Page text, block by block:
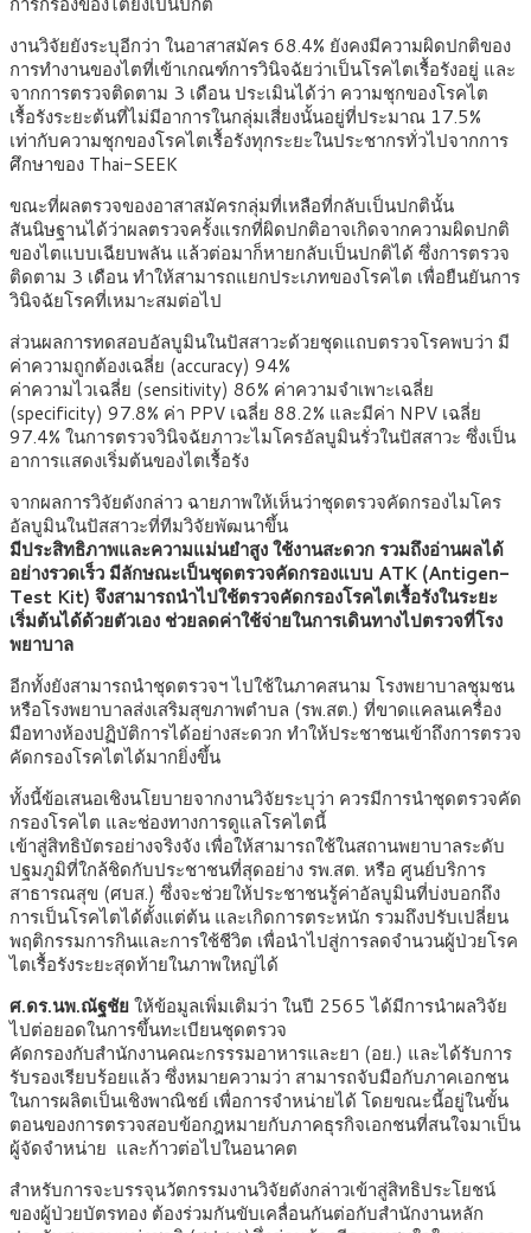
งานวิจัยยังระบุอีกว่า ในอาสาสมัคร 68.4% ยังคงมีความผิดปกติของ
การทำงานของไตที่เข้าเกณฑ์การวินิจฉัยว่าเป็นโรคไตเรื้อรังอยู่ และ
จากการตรวจติดตาม 3 เดือน ประเมินได้ว่า ความชุกของโรคไต
เรื้อรังระยะต้นที่ไม่มีอาการในกลุ่มเสี่ยงนั้นอยู่ที่ประมาณ 17.5%
เท่ากับความชุกของโรคไตเรื้อรังทุกระยะในประชากรทั่วไปจากการ
ศึกษาของ Thai-SEEK
ขณะที่ผลตรวจของอาสาสมัครกลุ่มที่เหลือที่กลับเป็นปกตินั้น
สันนิษฐานได้ว่าผลตรวจครั้งแรกที่ผิดปกติอาจเกิดจากความผิดปกติ
ของไตแบบเฉียบพลัน แล้วต่อมาก็หายกลับเป็นปกติได้ ซึ่งการตรวจ
ติดตาม 3 เดือน ทำให้สามารถแยกประเภทของโรคไต เพื่อยืนยันการ
วินิจฉัยโรคที่เหมาะสมต่อไป
ส่วนผลการทดสอบอัลบูมินในปัสสาวะด้วยชุดแถบตรวจโรคพบว่า มี
ค่าความถูกต้องเฉลี่ย (accuracy) 94%
ค่าความไวเฉลี่ย (sensitivity) 86% ค่าความจำเพาะเฉลี่ย
(specificity) 97.8% ค่า PPV เฉลี่ย 88.2% และมีค่า NPV เฉลี่ย
97.4% ในการตรวจวินิจฉัยภาวะไมโครอัลบูมินรั่วในปัสสาวะ ซึ่งเป็น
อาการแสดงเริ่มต้นของไตเรื้อรัง
จากผลการวิจัยดังกล่าว ฉายภาพให้เห็นว่าชุดตรวจคัดกรองไมโคร
อัลบูมินในปัสสาวะที่ทีมวิจัยพัฒนาขึ้น
มีประสิทธิภาพและความแม่นยำสูง ใช้งานสะดวก รวมถึงอ่านผลได้
อย่างรวดเร็ว มีลักษณะเป็นชุดตรวจคัดกรองแบบ ATK (Antigen-
Test Kit) จึงสามารถนำไปใช้ตรวจคัดกรองโรคไตเรื้อรังในระยะ
เริ่มต้นได้ด้วยตัวเอง ช่วยลดค่าใช้จ่ายในการเดินทางไปตรวจที่โรง
พยาบาล
อีกทั้งยังสามารถนำชุดตรวจฯ ไปใช้ในภาคสนาม โรงพยาบาลชุมชน
หรือโรงพยาบาลส่งเสริมสุขภาพตำบล (รพ.สต.) ที่ขาดแคลนเครื่อง
มือทางห้องปฏิบัติการได้อย่างสะดวก ทำให้ประชาชนเข้าถึงการตรวจ
คัดกรองโรคไตได้มากยิ่งขึ้น
ทั้งนี้ข้อเสนอเชิงนโยบายจากงานวิจัยระบุว่า ควรมีการนำชุดตรวจคัด
กรองโรคไต และช่องทางการดูแลโรคไตนี้
เข้าสู่สิทธิบัตรอย่างจริงจัง เพื่อให้สามารถใช้ในสถานพยาบาลระดับ
ปฐมภูมิที่ใกล้ชิดกับประชาชนที่สุดอย่าง รพ.สต. หรือ ศูนย์บริการ
สาธารณสุข (ศบส.) ซึ่งจะช่วยให้ประชาชนรู้ค่าอัลบูมินที่บ่งบอกถึง
การเป็นโรคไตได้ตั้งแต่ต้น และเกิดการตระหนัก รวมถึงปรับเปลี่ยน
พฤติกรรมการกินและการใช้ชีวิต เพื่อนำไปสู่การลดจำนวนผู้ป่วยโรค
ไตเรื้อรังระยะสุดท้ายในภาพใหญ่ได้
ศ.ดร.นพ.ณัฐชัยให้ข้อมูลเพิ่มเติมว่า ในปี 2565 ได้มีการนำผลวิจัย
ไปต่อยอดในการขึ้นทะเบียนชุดตรวจ
คัดกรองกับสำนักงานคณะกรรรมอาหารและยา (อย.) และได้รับการ
รับรองเรียบร้อยแล้ว ซึ่งหมายความว่า สามารถจับมือกับภาคเอกชน
ในการผลิตเป็นเชิงพาณิชย์ เพื่อการจำหน่ายได้ โดยขณะนี้อยู่ในขั้น
ตอนของการตรวจสอบข้อกฎหมายกับภาคธุรกิจเอกชนที่สนใจมาเป็น
ผู้จัดจำหน่าย และก้าวต่อไปในอนาคต
สำหรับการจะบรรจุนวัตกรรมงานวิจัยดังกล่าวเข้าสู่สิทธิประโยชน์
ของผู้ป่วยบัตรทอง ต้องร่วมกันขับเคลื่อนกันต่อกับสำนักงานหลัก